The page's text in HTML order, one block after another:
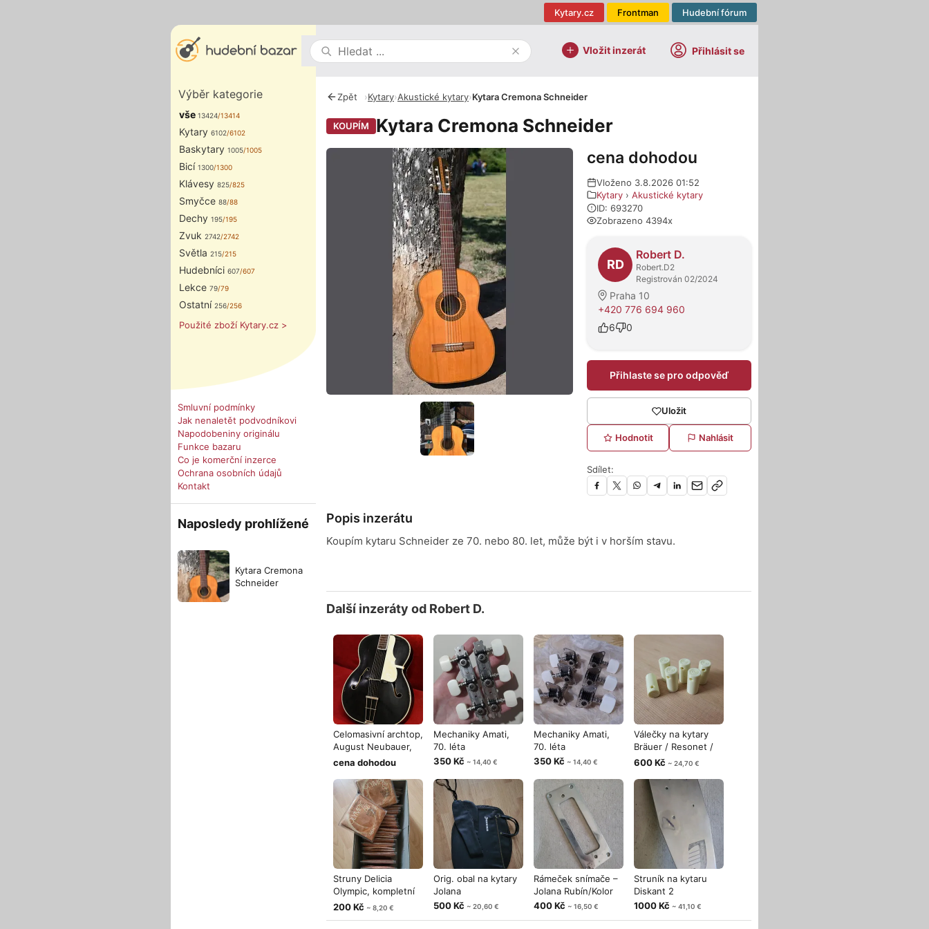
Hudební fórum
Frontman
Kytary.cz
Vložit inzerát Přihlásit se
Výběr kategorie
vše 13424/13414
Kytary 6102/6102
Baskytary 1005/1005
Bicí 1300/1300
Klávesy 825/825
Smyčce 88/88
Dechy 195/195
Zvuk 2742/2742
Světla 215/215
Hudebníci 607/607
Lekce 79/79
Ostatní 256/256
Použité zboží Kytary.cz >
Smluvní podmínky
Jak nenaletět podvodníkovi
Napodobeniny originálu
Funkce bazaru
Co je komerční inzerce
Ochrana osobních údajů
Kontakt
Naposledy prohlížené
Kytara Cremona
Schneider
Zpět ›Kytary›Akustické kytary›Kytara Cremona Schneider
KOUPÍM Kytara Cremona Schneider
Fotografie cena dohodou
Vloženo 3.8.2026 01:52
Kytary › Akustické kytary
ID: 693270
Zobrazeno 4394x
O prodejci
RD
Robert D.
Robert.D2
Registrován 02/2024
Praha 10
+420 776 694 960
6
0
Přihlaste se pro odpověď
Uložit
Hodnotit Nahlásit
Sdílet:
Popis inzerátu
Koupím kytaru Schneider ze 70. nebo 80. let, může být i v horším stavu.
Další inzeráty od Robert D.
Celomasivní archtop,
August Neubauer,
50. lét
cena dohodou
Mechaniky Amati,
70. léta
350 Kč ~ 14,40 €
Mechaniky Amati,
70. léta
350 Kč ~ 14,40 €
Válečky na kytary
Bräuer / Resonet /
Cremona
600 Kč ~ 24,70 €
Struny Delicia
Olympic, kompletní
sady
200 Kč ~ 8,20 €
Orig. obal na kytary
Jolana
500 Kč ~ 20,60 €
Rámeček snímače –
Jolana Rubín/Kolor
400 Kč ~ 16,50 €
Struník na kytaru
Diskant 2
1000 Kč ~ 41,10 €